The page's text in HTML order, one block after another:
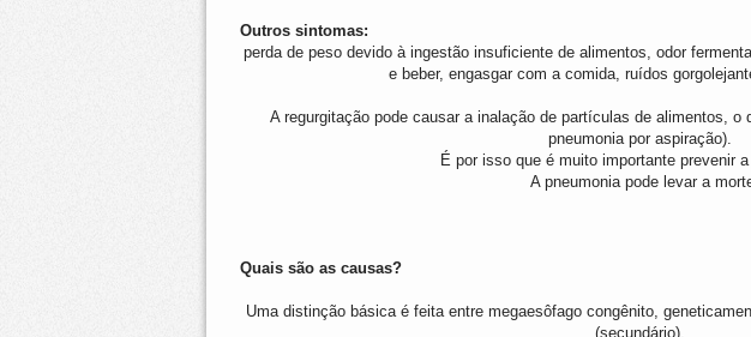
Outros sintomas:
perda de peso devido à ingestão insuficiente de alimentos, odor
e beber, engasgar com a comida, ruídos
A regurgitação pode causar a inalação de partículas de alimentos, o
pneumonia por aspiração).
É por isso que é muito importante prevenir
A pneumonia pode levar a
Quais são as causas?
Uma distinção básica é feita entre megaesôfago congênito,
(secundário).